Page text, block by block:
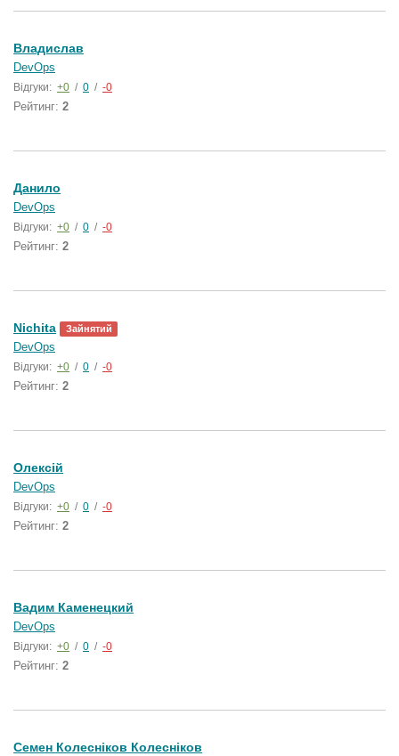
Владислав
DevOps
Відгуки: +0 / 0 / -0
Рейтинг: 2
Данило
DevOps
Відгуки: +0 / 0 / -0
Рейтинг: 2
Nichita Зайнятий
DevOps
Відгуки: +0 / 0 / -0
Рейтинг: 2
Олексій
DevOps
Відгуки: +0 / 0 / -0
Рейтинг: 2
Вадим Каменецкий
DevOps
Відгуки: +0 / 0 / -0
Рейтинг: 2
Семен Колесніков Колесніков